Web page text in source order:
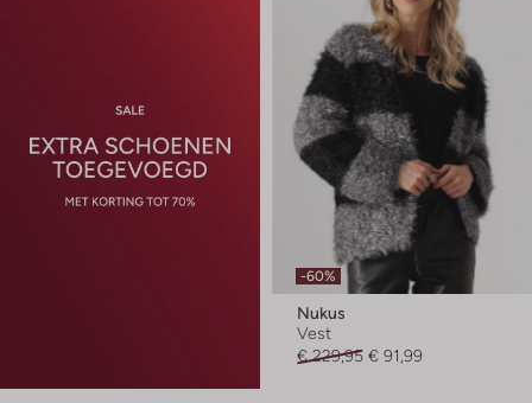
-60%
Nukus
Vest
€ 229,95 € 91,99